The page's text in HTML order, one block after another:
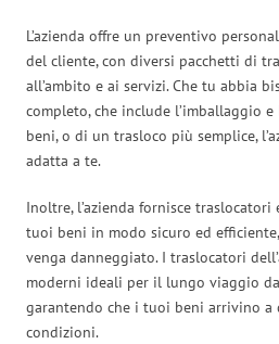
L’azienda offre un preventivo
del cliente, con diversi pacchetti di
all’ambito e ai servizi. Che tu abbia
completo, che include l’imballaggio
beni, o di un trasloco più semplice,
adatta a te.
Inoltre, l’azienda fornisce
tuoi beni in modo sicuro ed
venga danneggiato. I traslocatori
moderni ideali per il lungo viaggio da
garantendo che i tuoi beni arrivino a
condizioni.